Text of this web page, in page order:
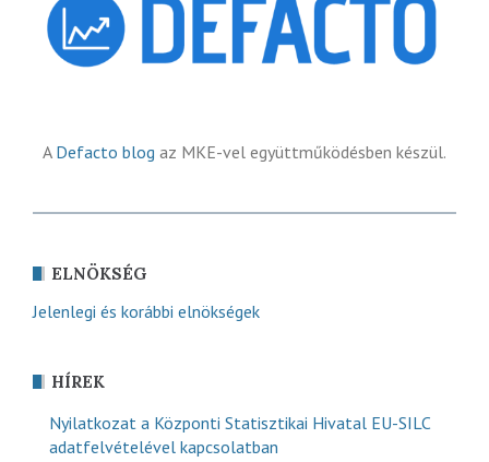
A Defacto blog az MKE-vel együttműködésben készül.
ELNÖKSÉG
Jelenlegi és korábbi elnökségek
HÍREK
Nyilatkozat a Központi Statisztikai Hivatal EU-SILC
adatfelvételével kapcsolatban